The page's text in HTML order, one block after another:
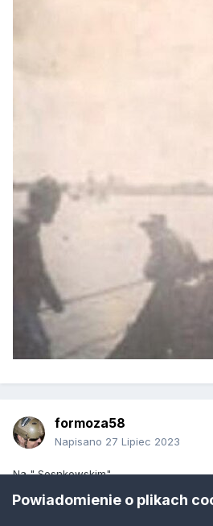
formoza58
Napisano 27 Lipiec 2023
Na " Sosnkowskim".
Powiadomienie o plikach